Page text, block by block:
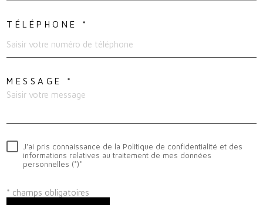
TÉLÉPHONE *
MESSAGE *
J'ai pris connaissance de la Politique de confidentialité et des
informations relatives au traitement de mes données
personnelles (*)*
* champs obligatoires